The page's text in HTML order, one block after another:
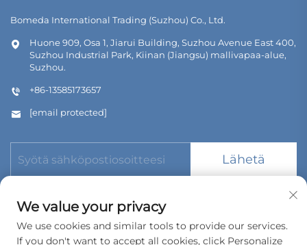
Bomeda International Trading (Suzhou) Co., Ltd.
Huone 909, Osa 1, Jiarui Building, Suzhou Avenue East 400,
Suzhou Industrial Park, Kiinan (Jiangsu) mallivapaa-alue,
Suzhou.
+86-13585173657
[email protected]
Lähetä
Tekijänoikeus © 2026 Bomeda International Trading (Suzhou)
We value your privacy
We use cookies and similar tools to provide our services.
If you don't want to accept all cookies, click Personalize